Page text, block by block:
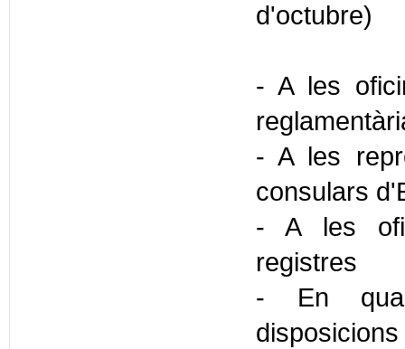
d'octubre)
- A les
- A les
consulars
- A les
registres
- En